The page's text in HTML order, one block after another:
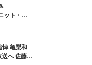
ット・
悼 亀梨和
へ 佐藤隆